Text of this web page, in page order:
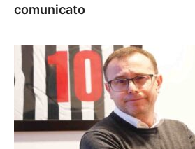
comunicato